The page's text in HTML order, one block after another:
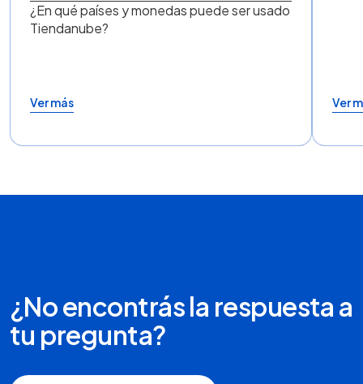
¿En qué países y monedas puede ser usado
Tiendanube?
Ver más Ver
¿No encontrás la respuesta a
tu pregunta?